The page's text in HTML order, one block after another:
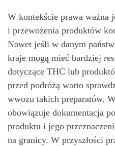
W kontekście prawa ważna
i przewożenia produktów
Nawet jeśli w danym
kraje mogą mieć bardziej
dotyczące THC lub
przed podróżą warto
wwozu takich preparatów.
obowiązuje dokumentacja
produktu i jego
na granicy. W przyszłości